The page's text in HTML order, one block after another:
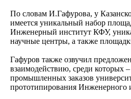
По словам И.Гафурова, у
имеется уникальный набор
Инженерный институт КФУ,
научные центры, а также
Гафуров также озвучил
взаимодействию, среди которых
промышленных заказов
прототипирования Инженерного